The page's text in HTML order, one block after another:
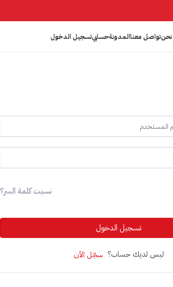
تواصل معناالمدونةحسابيتسجيل الدخول
نسيت كلمة السر؟
تسجيل الدخول
ليس لديك حساب؟ سجّل الآن